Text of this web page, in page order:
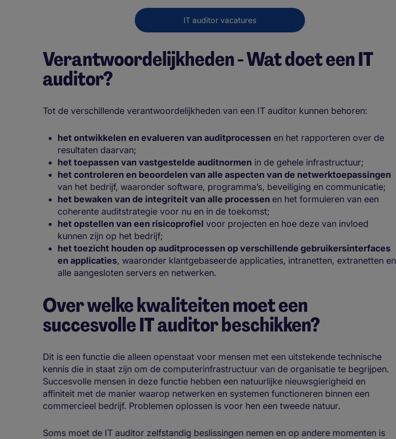
IT auditor vacatures
Verantwoordelijkheden - Wat doet een IT
auditor?
Tot de verschillende verantwoordelijkheden van een IT auditor kunnen behoren:
het ontwikkelen en evalueren van auditprocessen en het rapporteren over de
resultaten daarvan;
het toepassen van vastgestelde auditnormen in de gehele infrastructuur;
het controleren en beoordelen van alle aspecten van de netwerktoepassingen
van het bedrijf, waaronder software, programma’s, beveiliging en communicatie;
het bewaken van de integriteit van alle processen en het formuleren van een
coherente auditstrategie voor nu en in de toekomst;
het opstellen van een risicoprofiel voor projecten en hoe deze van invloed
kunnen zijn op het bedrijf;
het toezicht houden op auditprocessen op verschillende gebruikersinterfaces
en applicaties, waaronder klantgebaseerde applicaties, intranetten, extranetten en
alle aangesloten servers en netwerken.
Over welke kwaliteiten moet een
succesvolle IT auditor beschikken?
Dit is een functie die alleen openstaat voor mensen met een uitstekende technische
kennis die in staat zijn om de computerinfrastructuur van de organisatie te begrijpen.
Succesvolle mensen in deze functie hebben een natuurlijke nieuwsgierigheid en
affiniteit met de manier waarop netwerken en systemen functioneren binnen een
commercieel bedrijf. Problemen oplossen is voor hen een tweede natuur.
Soms moet de IT auditor zelfstandig beslissingen nemen en op andere momenten is